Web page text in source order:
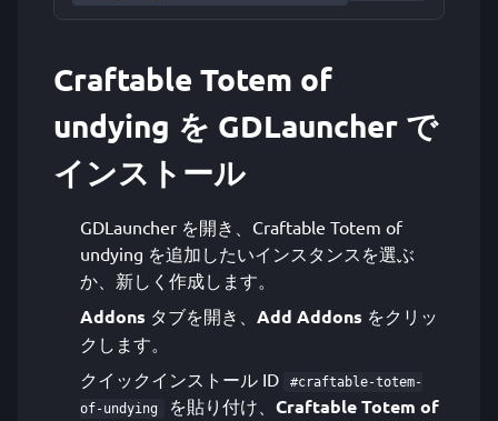
Craftable Totem of
undying を GDLauncher で
インストール
GDLauncher を開き、Craftable Totem of
undying を追加したいインスタンスを選ぶ
か、新しく作成します。
Addons タブを開き、 Add Addons をクリッ
クします。
クイックインストール ID
#craftable-totem-
of-undying
を貼り付け、 Craftable Totem of